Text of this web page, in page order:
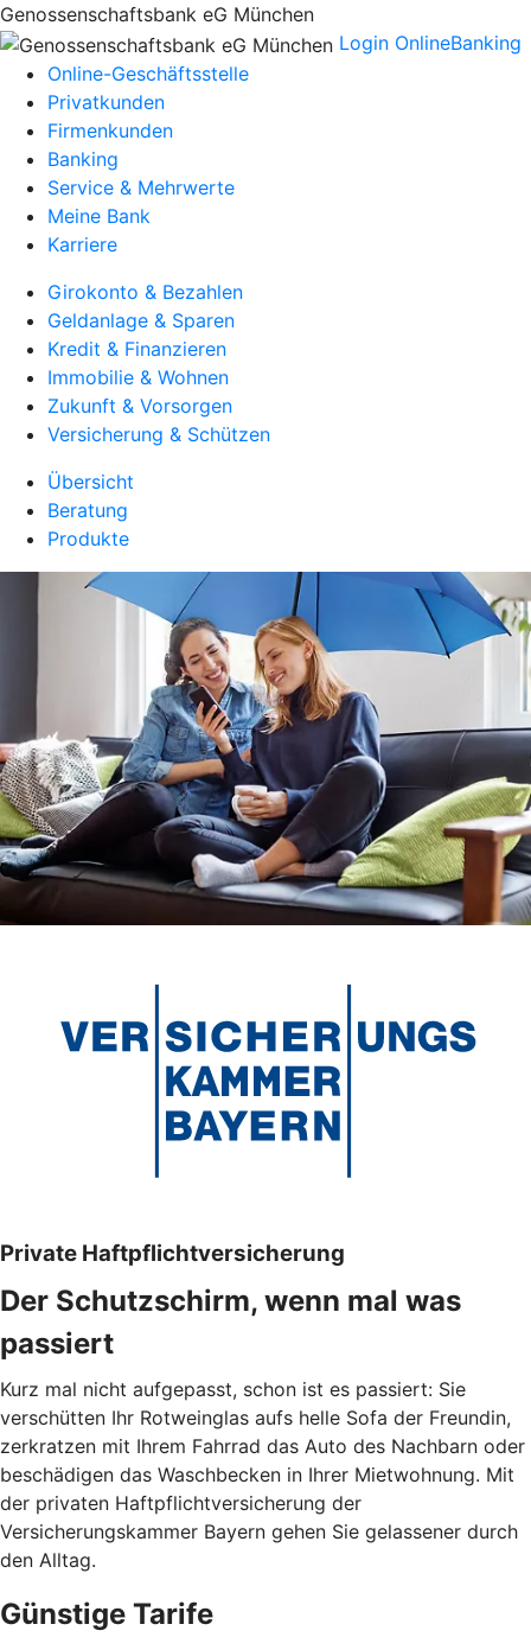
Genossenschaftsbank eG München
Login OnlineBanking
Online-Geschäftsstelle
Privatkunden
Firmenkunden
Banking
Service & Mehrwerte
Meine Bank
Karriere
Girokonto & Bezahlen
Geldanlage & Sparen
Kredit & Finanzieren
Immobilie & Wohnen
Zukunft & Vorsorgen
Versicherung & Schützen
Übersicht
Beratung
Produkte
Private Haftpflichtversicherung
Der Schutzschirm, wenn mal was
passiert
Kurz mal nicht aufgepasst, schon ist es passiert: Sie
verschütten Ihr Rotweinglas aufs helle Sofa der Freundin,
zerkratzen mit Ihrem Fahrrad das Auto des Nachbarn oder
beschädigen das Waschbecken in Ihrer Mietwohnung. Mit
der privaten Haftpflichtversicherung der
Versicherungskammer Bayern gehen Sie gelassener durch
den Alltag.
Günstige Tarife